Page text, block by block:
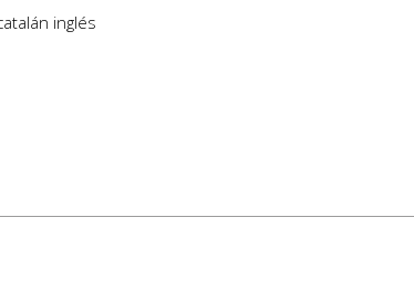
inglés